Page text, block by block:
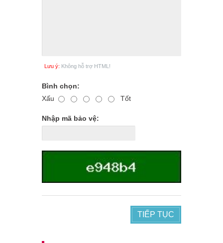
Lưu ý: Không hỗ trợ HTML!
Bình chọn:
Xấu
Tốt
Nhập mã bảo vệ:
TIẾP TỤC